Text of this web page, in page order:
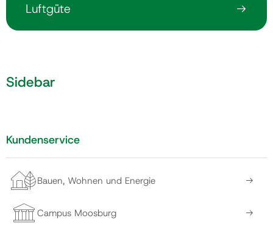
Politik
Luftgüte
Sidebar
Kundenservice
Bauen, Wohnen und Energie
Campus Moosburg